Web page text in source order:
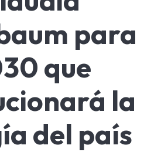
para
que
la
del país